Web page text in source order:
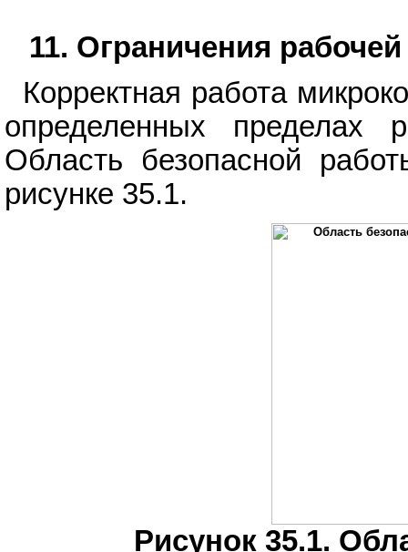
11. Ограничения
Корректная работа
определенных пределах
Область безопасной
рисунке 35.1.
Рисунок 35.1.